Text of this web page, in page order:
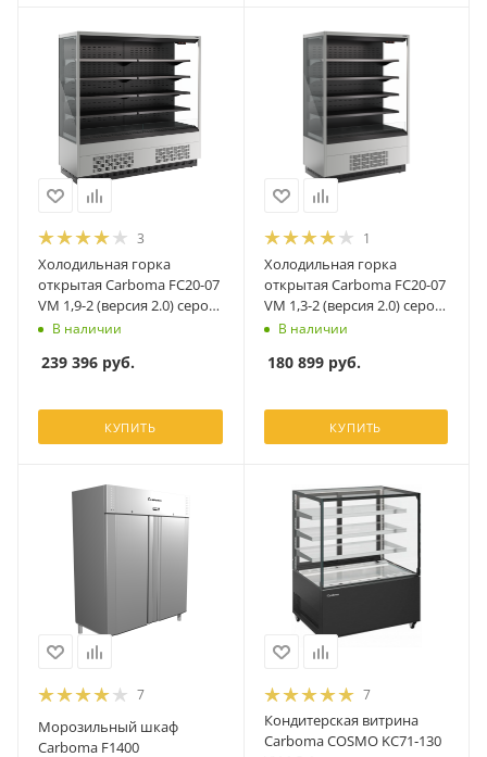
3
Холодильная горка
открытая Carboma FC20-07
VM 1,9-2 (версия 2.0) серо-
черный
В наличии
239 396 руб.
КУПИТЬ
1
Холодильная горка
открытая Carboma FC20-07
VM 1,3-2 (версия 2.0) серо-
черный
В наличии
180 899руб.
КУПИТЬ
7
Морозильный шкаф
Carboma F1400
7
Кондитерская витрина
Carboma COSMO KC71‑130